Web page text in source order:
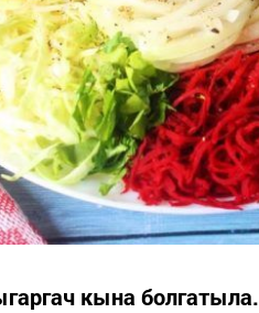
кына болгатыла.